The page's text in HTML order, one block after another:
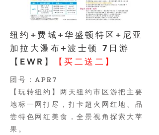
纽约+费城+华盛顿特区+尼亚
加拉大瀑布+波士顿 7日游
【EWR】
【买二送二】
团号：APR7
【玩转纽约】两天纽约市区游把主要
地标一网打尽，打卡超火网红地、品
尝特色网红美食，全景视角探索大苹
果。